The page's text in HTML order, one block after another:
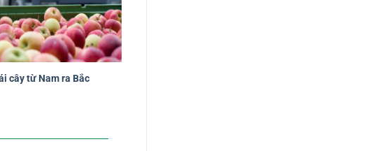
cây từ Nam ra Bắc